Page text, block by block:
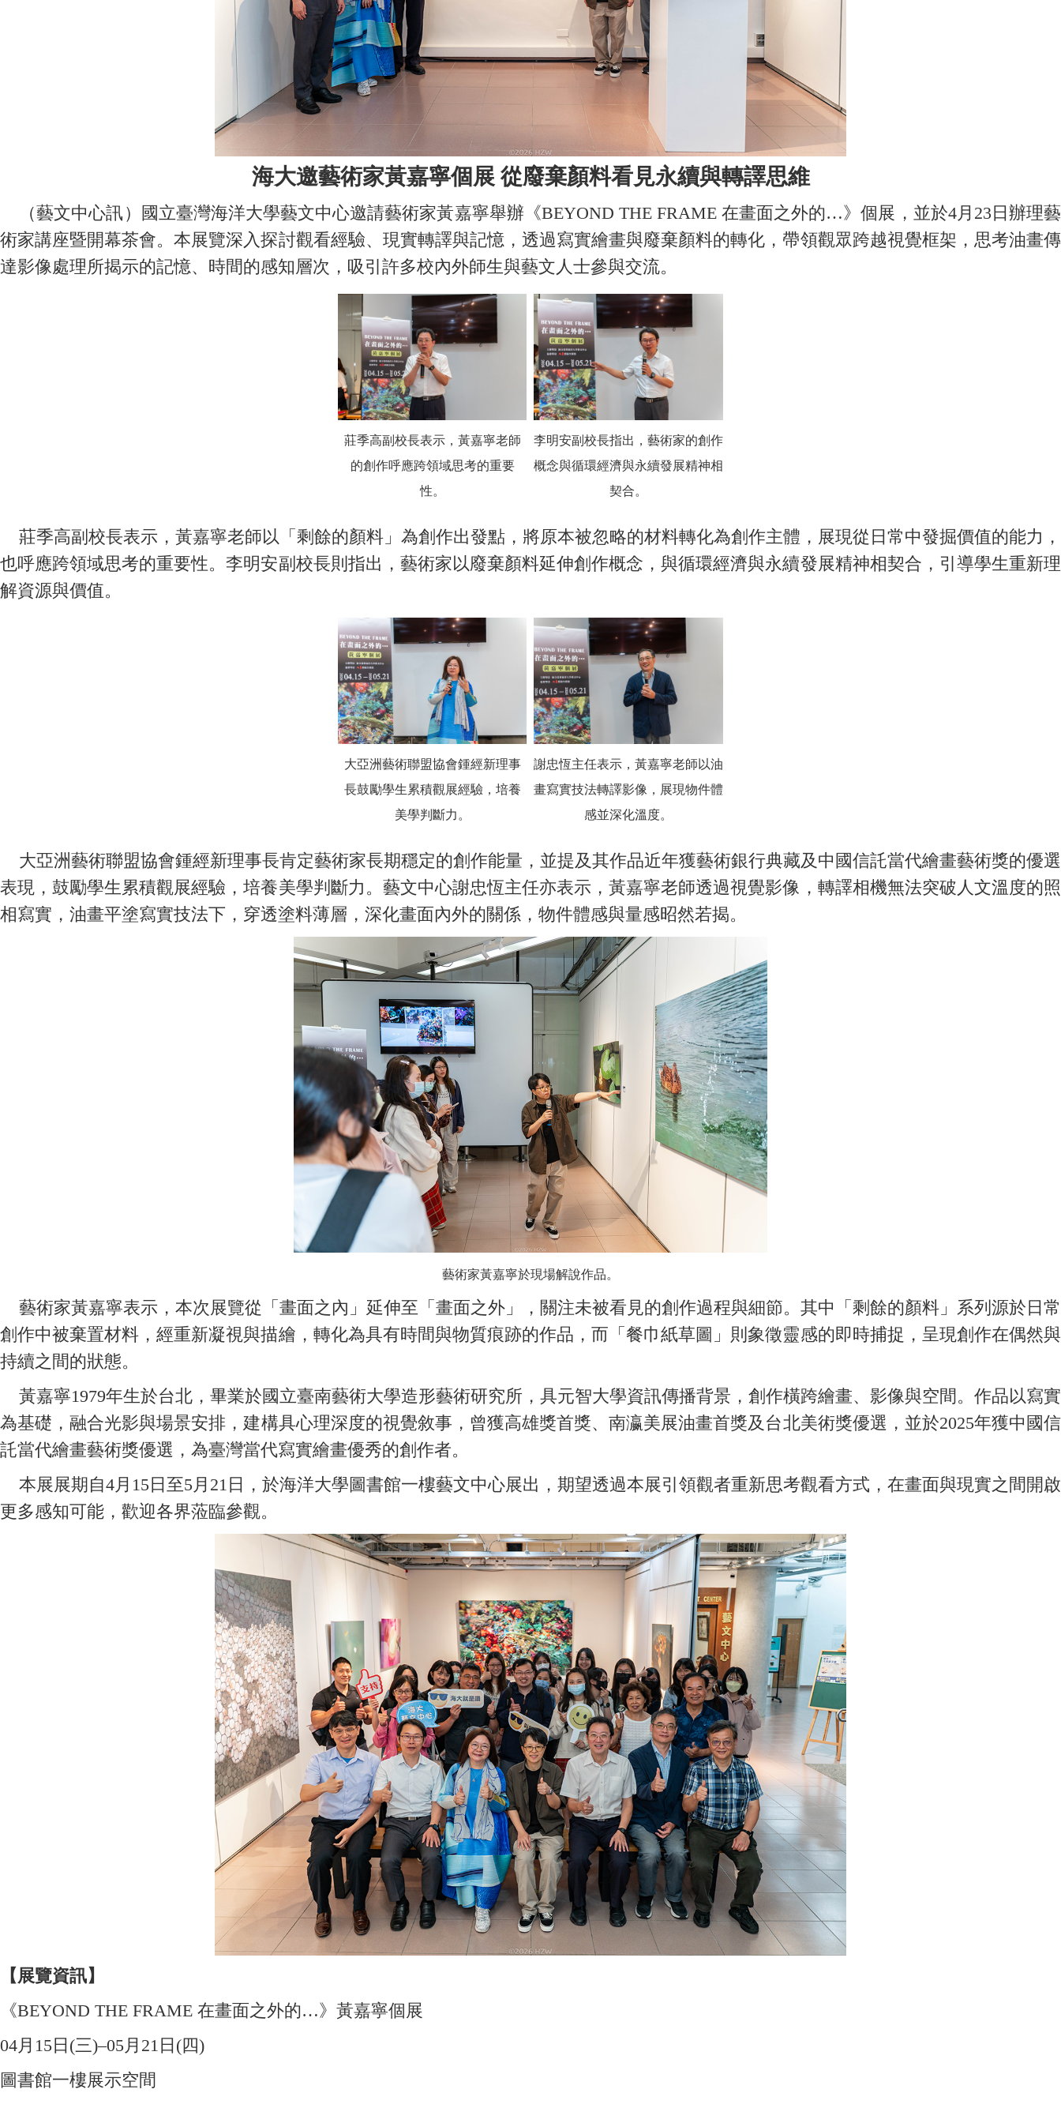
海大邀藝術家黃嘉寧個展 從廢棄顏料看見永續與轉譯思維
（藝文中心訊）國立臺灣海洋大學藝文中心邀請藝術家黃嘉寧舉辦《BEYOND THE FRAME 在畫面之外的…》個展，並於4月23日辦理藝
術家講座暨開幕茶會。本展覽深入探討觀看經驗、現實轉譯與記憶，透過寫實繪畫與廢棄顏料的轉化，帶領觀眾跨越視覺框架，思考油畫傳
達影像處理所揭示的記憶、時間的感知層次，吸引許多校內外師生與藝文人士參與交流。
莊季高副校長表示，黃嘉寧老師
的創作呼應跨領域思考的重要
性。
李明安副校長指出，藝術家的創作
概念與循環經濟與永續發展精神相
契合。
莊季高副校長表示，黃嘉寧老師以「剩餘的顏料」為創作出發點，將原本被忽略的材料轉化為創作主體，展現從日常中發掘價值的能力，
也呼應跨領域思考的重要性。李明安副校長則指出，藝術家以廢棄顏料延伸創作概念，與循環經濟與永續發展精神相契合，引導學生重新理
解資源與價值。
大亞洲藝術聯盟協會鍾經新理事
長鼓勵學生累積觀展經驗，培養
美學判斷力。
謝忠恆主任表示，黃嘉寧老師以油
畫寫實技法轉譯影像，展現物件體
感並深化溫度。
大亞洲藝術聯盟協會鍾經新理事長肯定藝術家長期穩定的創作能量，並提及其作品近年獲藝術銀行典藏及中國信託當代繪畫藝術獎的優選
表現，鼓勵學生累積觀展經驗，培養美學判斷力。藝文中心謝忠恆主任亦表示，黃嘉寧老師透過視覺影像，轉譯相機無法突破人文溫度的照
相寫實，油畫平塗寫實技法下，穿透塗料薄層，深化畫面內外的關係，物件體感與量感昭然若揭。
藝術家黃嘉寧於現場解說作品。
藝術家黃嘉寧表示，本次展覽從「畫面之內」延伸至「畫面之外」，關注未被看見的創作過程與細節。其中「剩餘的顏料」系列源於日常
創作中被棄置材料，經重新凝視與描繪，轉化為具有時間與物質痕跡的作品，而「餐巾紙草圖」則象徵靈感的即時捕捉，呈現創作在偶然與
持續之間的狀態。
黃嘉寧1979年生於台北，畢業於國立臺南藝術大學造形藝術研究所，具元智大學資訊傳播背景，創作橫跨繪畫、影像與空間。作品以寫實
為基礎，融合光影與場景安排，建構具心理深度的視覺敘事，曾獲高雄獎首獎、南瀛美展油畫首獎及台北美術獎優選，並於2025年獲中國信
託當代繪畫藝術獎優選，為臺灣當代寫實繪畫優秀的創作者。
本展展期自4月15日至5月21日，於海洋大學圖書館一樓藝文中心展出，期望透過本展引領觀者重新思考觀看方式，在畫面與現實之間開啟
更多感知可能，歡迎各界蒞臨參觀。
【展覽資訊】
《BEYOND THE FRAME 在畫面之外的…》黃嘉寧個展
04月15日(三)–05月21日(四)
圖書館一樓展示空間